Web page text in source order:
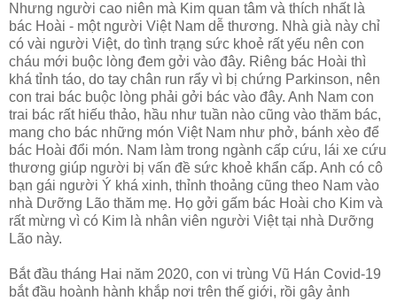
Nhưng người cao niên mà Kim quan tâm và thích nhất là
bác Hoài - một người Việt Nam dễ thương. Nhà già này chỉ
có vài người Việt, do tình trạng sức khoẻ rất yếu nên con
cháu mới buộc lòng đem gởi vào đây. Riêng bác Hoài thì
khá tỉnh táo, do tay chân run rẩy vì bị chứng Parkinson, nên
con trai bác buộc lòng phải gởi bác vào đây. Anh Nam con
trai bác rất hiếu thảo, hầu như tuần nào cũng vào thăm bác,
mang cho bác những món Việt Nam như phở, bánh xèo để
bác Hoài đổi món. Nam làm trong ngành cấp cứu, lái xe cứu
thương giúp người bị vấn đề sức khoẻ khẩn cấp. Anh có cô
bạn gái người Ý khá xinh, thỉnh thoảng cũng theo Nam vào
nhà Dưỡng Lão thăm mẹ. Họ gởi gấm bác Hoài cho Kim và
rất mừng vì có Kim là nhân viên người Việt tại nhà Dưỡng
Lão này.
Bắt đầu tháng Hai năm 2020, con vi trùng Vũ Hán Covid-19
bắt đầu hoành hành khắp nơi trên thế giới, rồi gây ảnh